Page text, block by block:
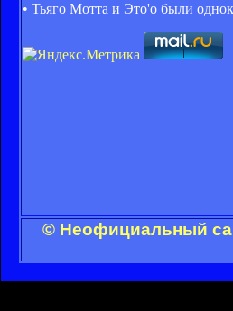
• Тьяго Мотта и Это'о были
© Неофициальный